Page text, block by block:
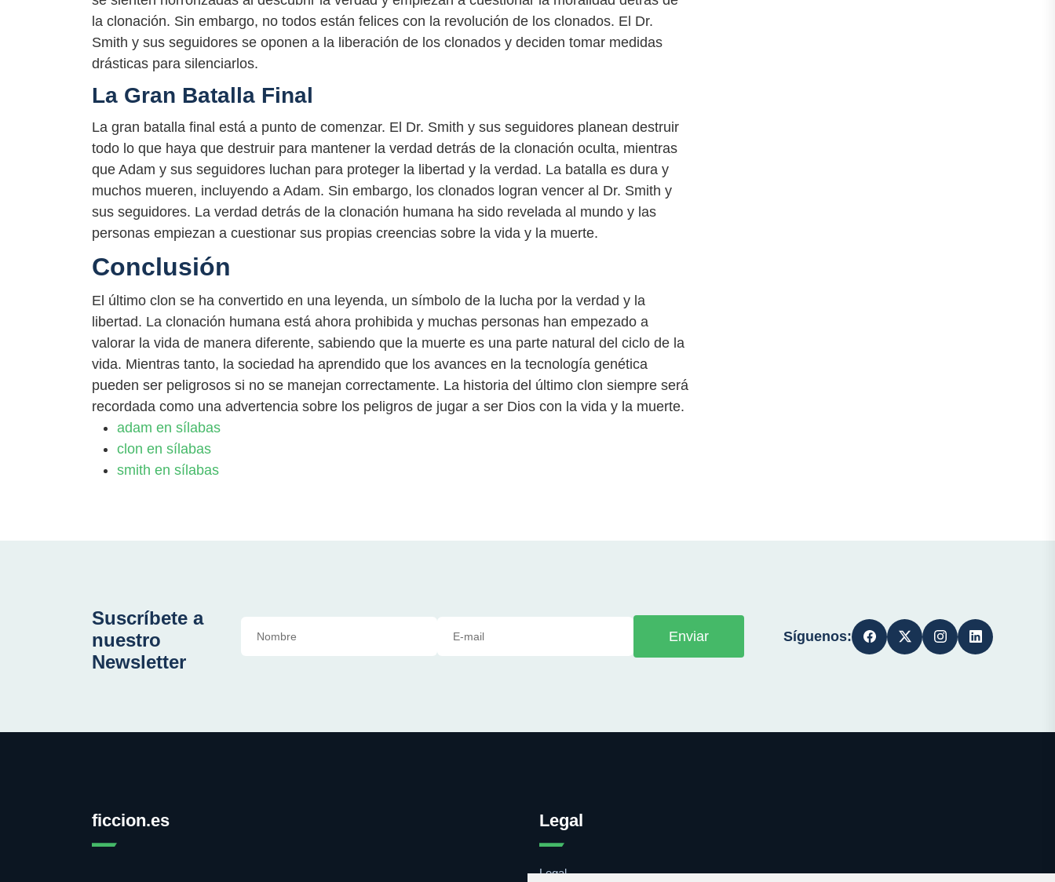
la clonación. Sin embargo, no todos están felices con la revolución de los clonados. El Dr.
Smith y sus seguidores se oponen a la liberación de los clonados y deciden tomar medidas
drásticas para silenciarlos.
La Gran Batalla Final
La gran batalla final está a punto de comenzar. El Dr. Smith y sus seguidores planean destruir
todo lo que haya que destruir para mantener la verdad detrás de la clonación oculta, mientras
que Adam y sus seguidores luchan para proteger la libertad y la verdad. La batalla es dura y
muchos mueren, incluyendo a Adam. Sin embargo, los clonados logran vencer al Dr. Smith y
sus seguidores. La verdad detrás de la clonación humana ha sido revelada al mundo y las
personas empiezan a cuestionar sus propias creencias sobre la vida y la muerte.
Conclusión
El último clon se ha convertido en una leyenda, un símbolo de la lucha por la verdad y la
libertad. La clonación humana está ahora prohibida y muchas personas han empezado a
valorar la vida de manera diferente, sabiendo que la muerte es una parte natural del ciclo de la
vida. Mientras tanto, la sociedad ha aprendido que los avances en la tecnología genética
pueden ser peligrosos si no se manejan correctamente. La historia del último clon siempre será
recordada como una advertencia sobre los peligros de jugar a ser Dios con la vida y la muerte.
adam en sílabas
clon en sílabas
smith en sílabas
Suscríbete a
nuestro
Newsletter
Enviar Síguenos:
ficcion.es Legal
Legal